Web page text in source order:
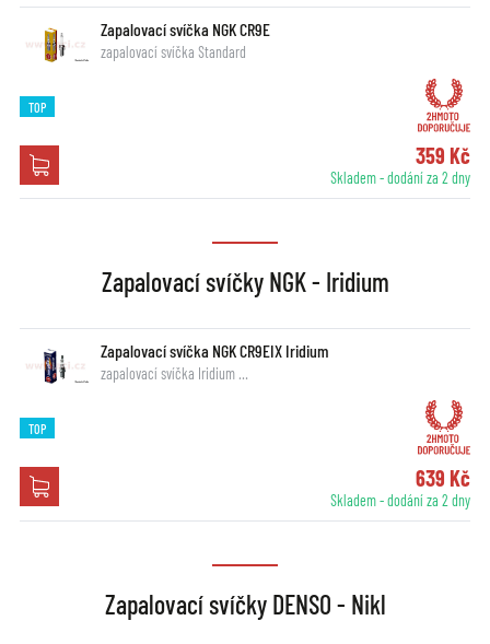
Zapalovací svíčka NGK CR9E
zapalovací svíčka Standard
TOP
359 Kč
Skladem - dodání za 2 dny
Zapalovací svíčky NGK - Iridium
Zapalovací svíčka NGK CR9EIX Iridium
zapalovací svíčka Iridium …
TOP
639 Kč
Skladem - dodání za 2 dny
Zapalovací svíčky DENSO - Nikl